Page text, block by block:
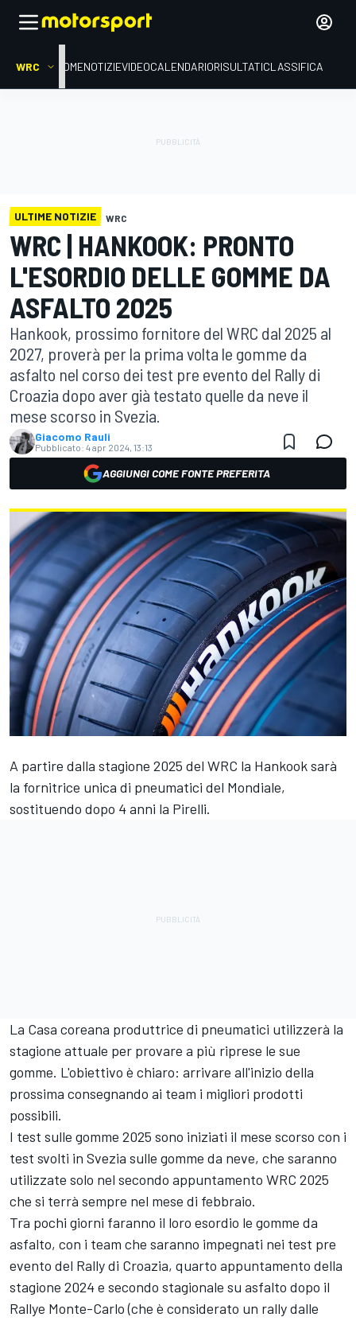
WRC HOMENOTIZIEVIDEOCALENDARIORISULTATICLASSIFICA
ULTIME NOTIZIE WRC
WRC | HANKOOK: PRONTO
L'ESORDIO DELLE GOMME DA
ASFALTO 2025
Hankook, prossimo fornitore del WRC dal 2025 al
2027, proverà per la prima volta le gomme da
asfalto nel corso dei test pre evento del Rally di
Croazia dopo aver già testato quelle da neve il
mese scorso in Svezia.
Giacomo Rauli
Pubblicato: 4 apr 2024, 13:13
AGGIUNGI COME FONTE PREFERITA
A partire dalla stagione 2025 del WRC la Hankook sarà
la fornitrice unica di pneumatici del Mondiale,
sostituendo dopo 4 anni la Pirelli.
La Casa coreana produttrice di pneumatici utilizzerà la
stagione attuale per provare a più riprese le sue
gomme. L'obiettivo è chiaro: arrivare all'inizio della
prossima consegnando ai team i migliori prodotti
possibili.
I test sulle gomme 2025 sono iniziati il mese scorso con i
test svolti in Svezia sulle gomme da neve, che saranno
utilizzate solo nel secondo appuntamento WRC 2025
che si terrà sempre nel mese di febbraio.
Tra pochi giorni faranno il loro esordio le gomme da
asfalto, con i team che saranno impegnati nei test pre
evento del Rally di Croazia, quarto appuntamento della
stagione 2024 e secondo stagionale su asfalto dopo il
Rallye Monte-Carlo (che è considerato un rally dalle